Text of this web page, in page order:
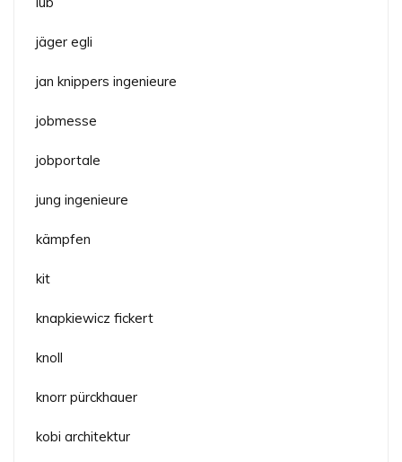
jäger egli
jan knippers ingenieure
jobmesse
jobportale
jung ingenieure
kämpfen
kit
knapkiewicz fickert
knoll
knorr pürckhauer
kobi architektur